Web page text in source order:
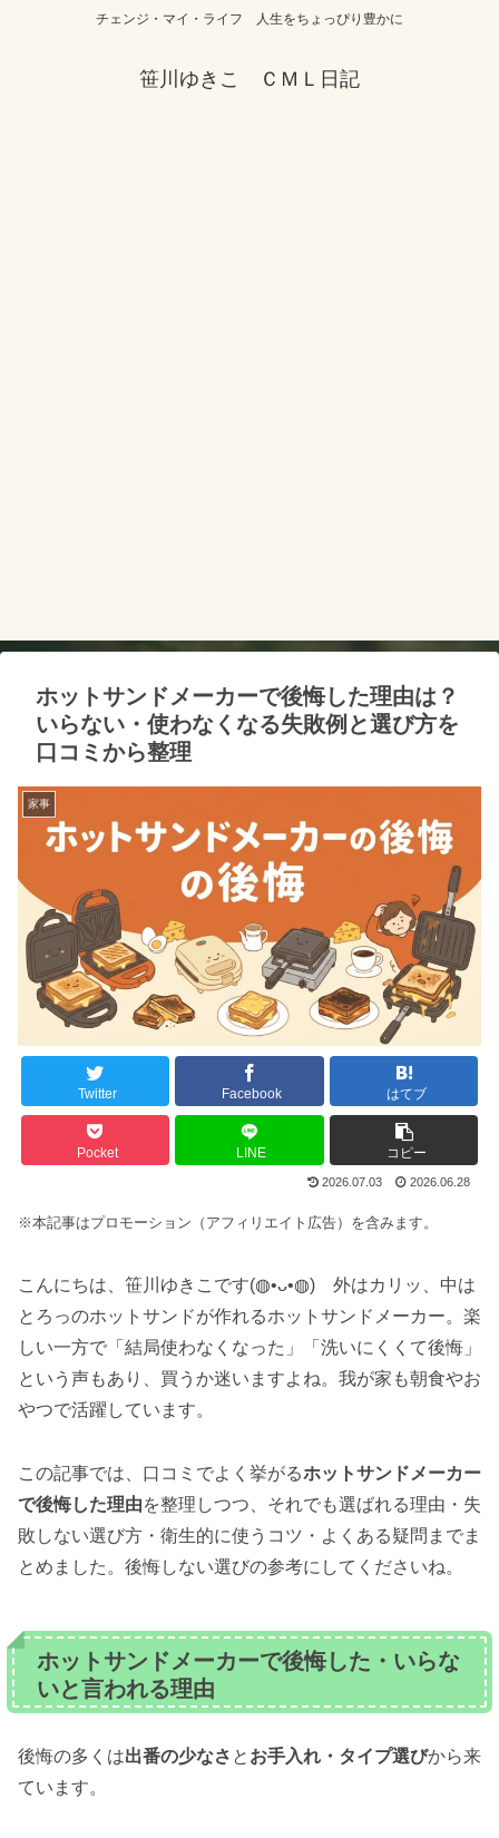
チェンジ・マイ・ライフ 人生をちょっぴり豊かに
笹川ゆきこ ＣＭＬ日記
ホットサンドメーカーで後悔した理由は？
いらない・使わなくなる失敗例と選び方を
口コミから整理
家事
Twitter Facebook はてブ
Pocket LINE コピー
2026.07.03 2026.06.28
※本記事はプロモーション（アフィリエイト広告）を含みます。
こんにちは、笹川ゆきこです(◍•ᴗ•◍) 外はカリッ、中は
とろっのホットサンドが作れるホットサンドメーカー。楽
しい一方で「結局使わなくなった」「洗いにくくて後悔」
という声もあり、買うか迷いますよね。我が家も朝食やお
やつで活躍しています。
この記事では、口コミでよく挙がるホットサンドメーカー
で後悔した理由を整理しつつ、それでも選ばれる理由・失
敗しない選び方・衛生的に使うコツ・よくある疑問までま
とめました。後悔しない選びの参考にしてくださいね。
ホットサンドメーカーで後悔した・いらな
いと言われる理由
後悔の多くは出番の少なさ と お手入れ・タイプ選びから来
ています。